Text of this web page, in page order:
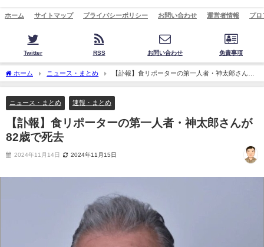
ホーム サイトマップ プライバシーポリシー お問い合わせ 運営者情報 プロ
Twitter RSS お問い合わせ 免責事項
ホーム ニュース・まとめ
【訃報】食リポーターの第一人者・神太郎さんが
82歳で死去
ニュース・まとめ 速報・まとめ
【訃報】食リポーターの第一人者・神太郎さんが
82歳で死去
2024年11月14日 2024年11月15日